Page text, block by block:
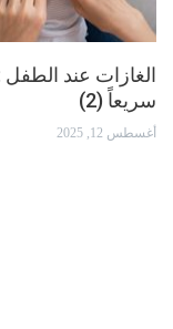
سريعاً (2)
أغسطس 12, 2025